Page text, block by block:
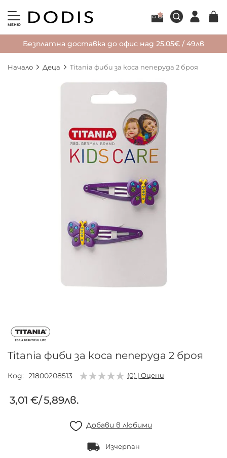
МЕНЮ
Безплатна доставка до офис над 25.05€ / 49лв
Начало Деца Titania фиби за коса пеперуда 2 броя
на
със
Titania фиби за коса пеперуда 2 броя
Код 21800208513 (0) | Оцени
3,01 €/5,89лв.
Добави в любими
Изчерпан